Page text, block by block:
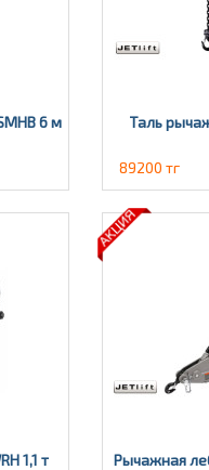
6 м Таль
89200 тг
1,1 т Рычажная